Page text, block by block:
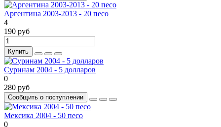
Аргентина 2003-2013 - 20 песо
4
190 руб
Купить
Суринам 2004 - 5 долларов
0
280 руб
Сообщить о поступлении
Мексика 2004 - 50 песо
0